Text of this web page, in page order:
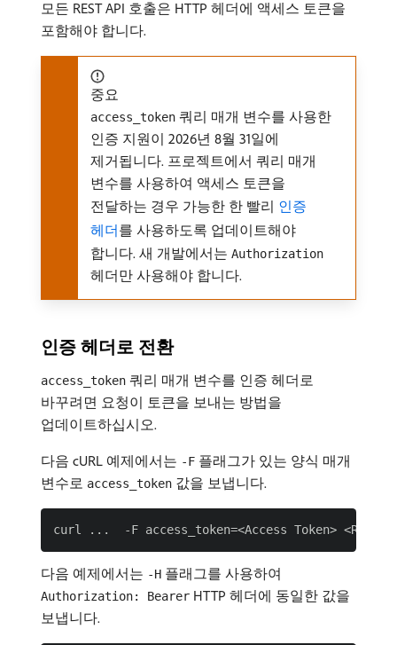
모든 REST API 호출은 HTTP 헤더에 액세스 토큰을
포함해야 합니다.
중요
access_token 쿼리 매개 변수를 사용한
인증 지원이 2026년 8월 31일에
제거됩니다. 프로젝트에서 쿼리 매개
변수를 사용하여 액세스 토큰을
전달하는 경우 가능한 한 빨리 인증
헤더를 사용하도록 업데이트해야
합니다. 새 개발에서는 Authorization
헤더만 사용해야 합니다.
인증 헤더로 전환
access_token 쿼리 매개 변수를 인증 헤더로
바꾸려면 요청이 토큰을 보내는 방법을
업데이트하십시오.
다음 cURL 예제에서는 -F 플래그가 있는 양식 매개
변수로 access_token 값을 보냅니다.
다음 예제에서는 -H 플래그를 사용하여
Authorization: Bearer HTTP 헤더에 동일한 값을
보냅니다.